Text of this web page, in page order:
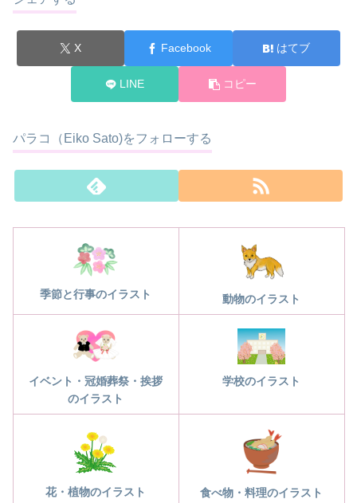
X Facebook はてブ
LINE コピー
パラコ（Eiko Sato)をフォローする
季節と行事のイラスト 動物のイラスト
イベント・冠婚葬祭・挨拶
のイラスト
学校のイラスト
花・植物のイラスト 食べ物・料理のイラスト